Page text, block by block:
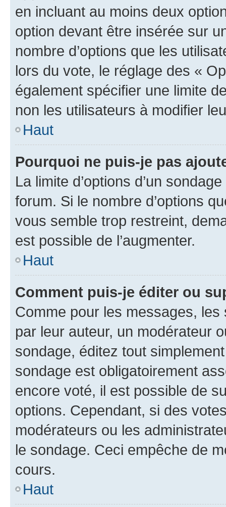
en incluant au moins deux
option devant être insérée sur
nombre d’options que les
lors du vote, le réglage des «
également spécifier une limite
non les utilisateurs à modifier
Haut
Pourquoi ne puis-je pas
La limite d’options d’un
forum. Si le nombre d’options
vous semble trop restreint,
est possible de l’augmenter.
Haut
Comment puis-je éditer ou
Comme pour les messages,
par leur auteur, un modérateur
sondage, éditez tout
sondage est obligatoirement
encore voté, il est possible de
options. Cependant, si des
modérateurs ou les
le sondage. Ceci empêche de
cours.
Haut